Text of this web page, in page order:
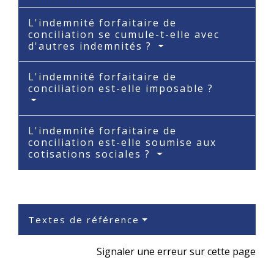
L'indemnité forfaitaire de
conciliation se cumule-t-elle avec
d'autres indemnités ?
L'indemnité forfaitaire de
conciliation est-elle imposable ?
L'indemnité forfaitaire de
conciliation est-elle soumise aux
cotisations sociales ?
Textes de référence
Signaler une erreur sur cette page